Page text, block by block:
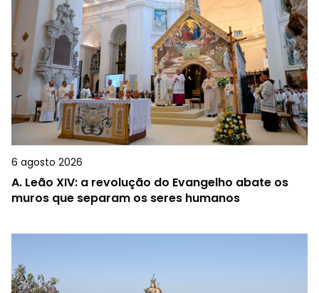
6 agosto 2026
A. Leão XIV: a revolução do Evangelho abate os
muros que separam os seres humanos